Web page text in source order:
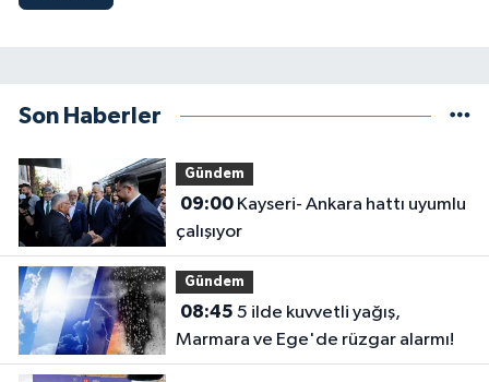
Son Haberler
Gündem
09:00Kayseri- Ankara hattı uyumlu
çalışıyor
Gündem
08:45
Marmara ve Ege'de rüzgar alarmı!